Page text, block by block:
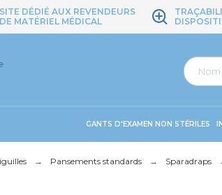
SITE DÉDIÉ AUX REVENDEURS
DE MATÉRIEL MÉDICAL
GANTS D'EXAMEN NON STÉRILES
Pansements standards Sparadraps